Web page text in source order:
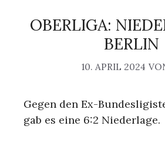
OBERLIGA:
BERLIN
10. APRIL 2024
Gegen den Ex-
gab es eine 6:2 Niederlage.